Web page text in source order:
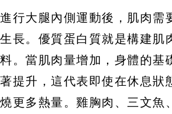
進行大腿內側運動後，肌肉需
生長。優質蛋白質就是構建肌
料。當肌肉量增加，身體的基
著提升，這代表即使在休息狀
燒更多熱量。雞胸肉、三文魚